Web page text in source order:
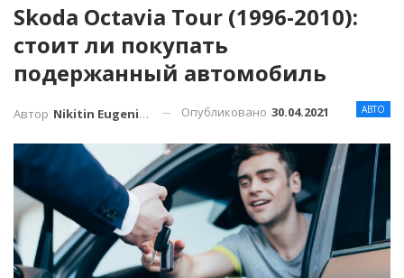
Skoda Octavia Tour (1996-2010):
стоит ли покупать
подержанный автомобиль
АВТО
Автор Nikitin Eugenius Опубликовано 30.04.2021